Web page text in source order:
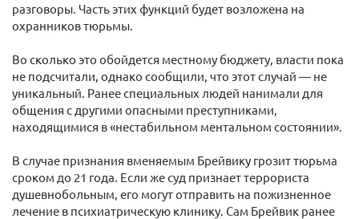
разговоры. Часть этих функций будет возложена на
охранников тюрьмы.
Во сколько это обойдется местному бюджету, власти пока
не подсчитали, однако сообщили, что этот случай — не
уникальный. Ранее специальных людей нанимали для
общения с другими опасными преступниками,
находящимися в «нестабильном ментальном состоянии».
В случае признания вменяемым Брейвику грозит тюрьма
сроком до 21 года. Если же суд признает террориста
душевнобольным, его могут отправить на пожизненное
лечение в психиатрическую клинику. Сам Брейвик ранее